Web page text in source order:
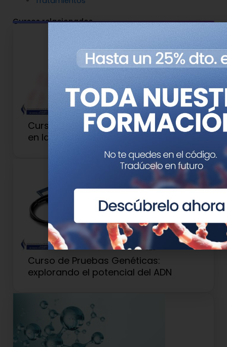
Cursos relacionados
Curso de Asesoramiento Genético
en la Práctica Clínica
Curso de Pruebas Genéticas:
explorando el potencial del ADN